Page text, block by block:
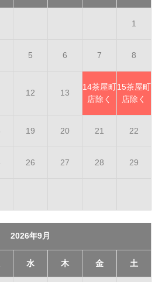
1
5 6 7 8
12 13
14茶屋町
店除く
15茶屋町
店除く
19 20 21 22
26 27 28 29
2026年9月
水 木 金 土